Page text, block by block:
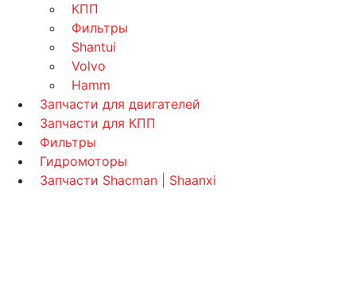
КПП
Фильтры
Shantui
Volvo
Hamm
Запчасти для двигателей
Запчасти для КПП
Фильтры
Гидромоторы
Запчасти Shacman | Shaanxi